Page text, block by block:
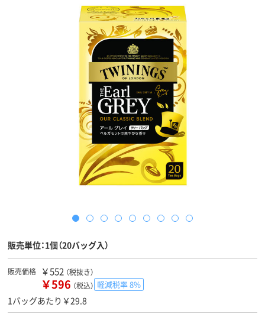
販売単位：1個（20バッグ入）
販売価格 ￥552 （税抜き）
￥596 （税込） 軽減税率 8%
1バッグあたり￥29.8